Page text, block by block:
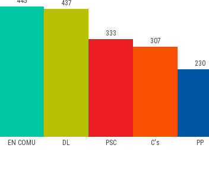
EN COMÚ DL PSC C's PP
437
333
307
230